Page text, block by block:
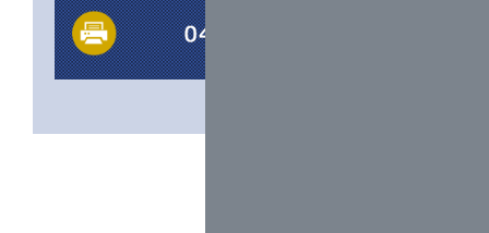
お電話での受付を平日月～金 9:00～17:00（土
日祝除く）までとさせていただきます。
それ以外のお時間につきましては自動音声ガイ
を賜りますようお願い申し上げます。